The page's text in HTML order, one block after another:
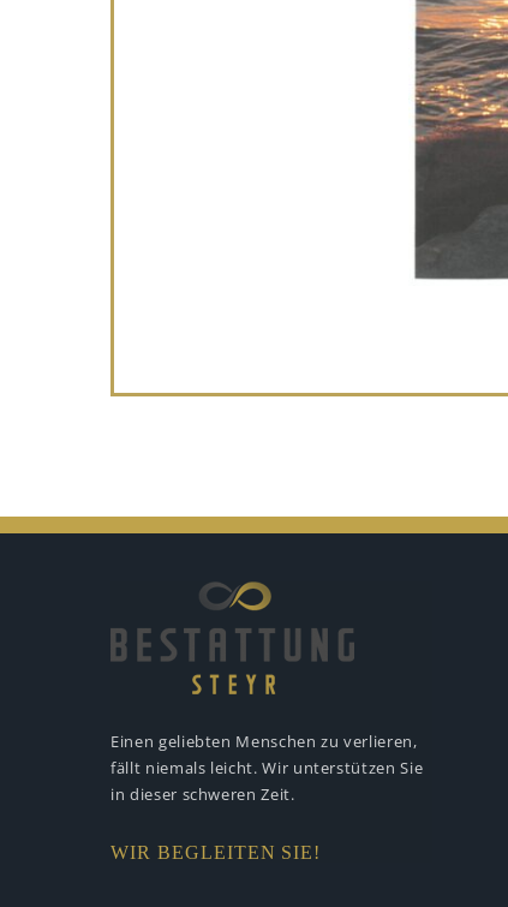
Einen geliebten Menschen zu verlieren,
fällt niemals leicht. Wir unterstützen Sie
in dieser schweren Zeit.
WIR BEGLEITEN SIE!